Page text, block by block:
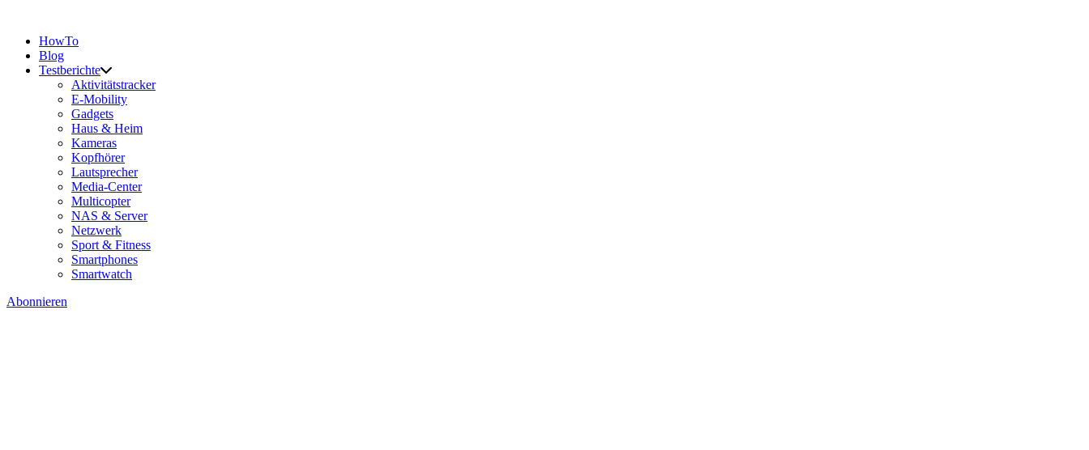
HowTo
Blog
Testberichte
Aktivitätstracker
E-Mobility
Gadgets
Haus & Heim
Kameras
Kopfhörer
Lautsprecher
Media-Center
Multicopter
NAS & Server
Netzwerk
Sport & Fitness
Smartphones
Smartwatch
Abonnieren